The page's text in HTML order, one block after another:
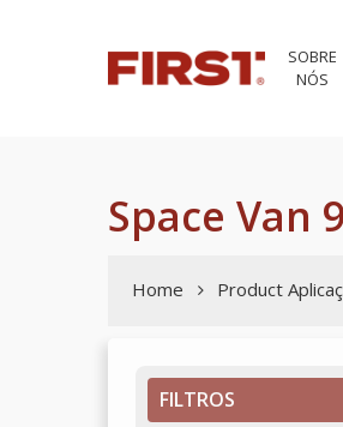
SOBRE
NÓS
Space Van
Home Product
FILTROS